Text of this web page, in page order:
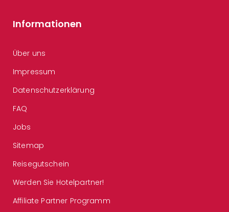
Informationen
Über uns
Impressum
Datenschutzerklärung
FAQ
Jobs
Sitemap
Reisegutschein
Werden Sie Hotelpartner!
Affiliate Partner Programm